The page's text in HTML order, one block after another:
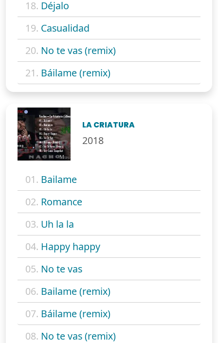
18. Déjalo
19. Casualidad
20. No te vas (remix)
21. Báilame (remix)
LA CRIATURA
2018
01. Bailame
02. Romance
03. Uh la la
04. Happy happy
05. No te vas
06. Bailame (remix)
07. Báilame (remix)
08. No te vas (remix)